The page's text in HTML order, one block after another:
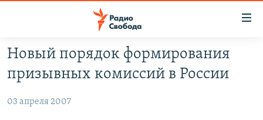
упрощенного
доступа
ПОДКАСТЫ
АВТОРСКИЕ ПРОЕКТЫ
Новый порядок формирования
призывных комиссий в России
03 апреля 2007